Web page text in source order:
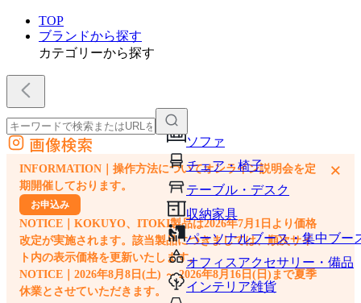
TOP
ブランドから探す
カテゴリーから探す
ソファ
チェア・椅子
テーブル・デスク
収納家具
パーソナルブース・集中ブー
オフィスアクセサリー・備品
インテリア雑貨
外部サイトの商品をカートに追加
他のサイトで見つけた商品ページのURLを貼り付けて、カートに追加できます
画像検索
INFORMATION｜操作方法についてオンライン説明会を定
期開催しております。
お申込み
NOTICE｜KOKUYO、ITOKI製品は2026年7月1日より価格
改定が実施されます。該当製品につきましては、順次サイ
ト内の表示価格を更新いたします。
NOTICE｜2026年8月8日(土) ～ 2026年8月16日(日)まで夏季
休業とさせていただきます。
×